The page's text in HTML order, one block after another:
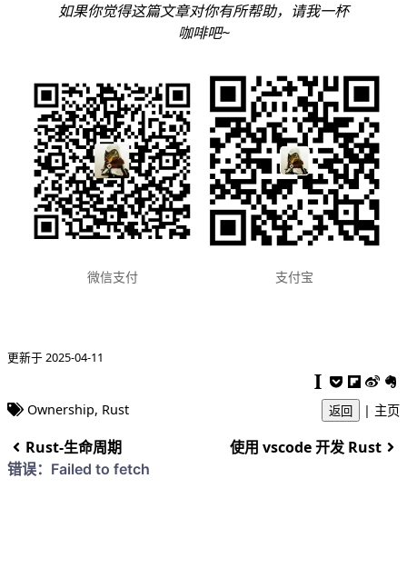
如果你觉得这篇文章对你有所帮助，请我一杯
咖啡吧~
微信支付 支付宝
更新于 2025-04-11
Ownership, Rust 返回 | 主页
Rust-生命周期 使用 vscode 开发 Rust